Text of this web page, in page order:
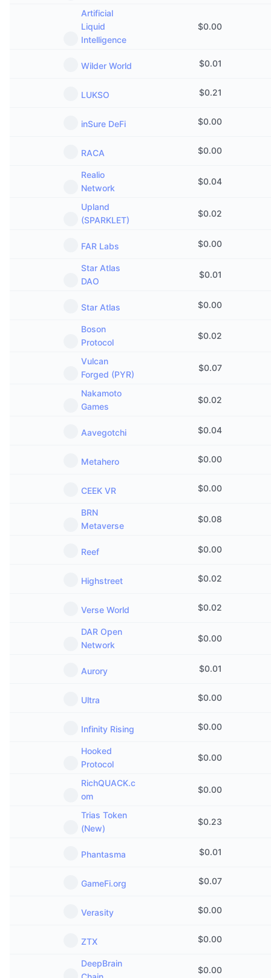
Artificial
Liquid
Intelligence
$0.00
Wilder World $0.01
LUKSO $0.21
inSure DeFi $0.00
RACA $0.00
Realio
Network
$0.04
Upland
(SPARKLET)
$0.02
FAR Labs $0.00
Star Atlas
DAO
$0.01
Star Atlas $0.00
Boson
Protocol
$0.02
Vulcan
Forged (PYR)
$0.07
Nakamoto
Games
$0.02
Aavegotchi $0.04
Metahero $0.00
CEEK VR $0.00
BRN
Metaverse
$0.08
Reef $0.00
Highstreet $0.02
Verse World $0.02
DAR Open
Network
$0.00
Aurory $0.01
Ultra $0.00
Infinity Rising $0.00
Hooked
Protocol
$0.00
RichQUACK.c
om
$0.00
Trias Token
(New)
$0.23
Phantasma $0.01
GameFi.org $0.07
Verasity $0.00
ZTX $0.00
DeepBrain
$0.00